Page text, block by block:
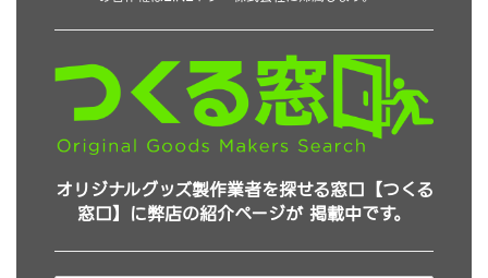
オリジナルグッズ製作業者を探せる窓口【つくる
窓口】に弊店の紹介ページが 掲載中です。